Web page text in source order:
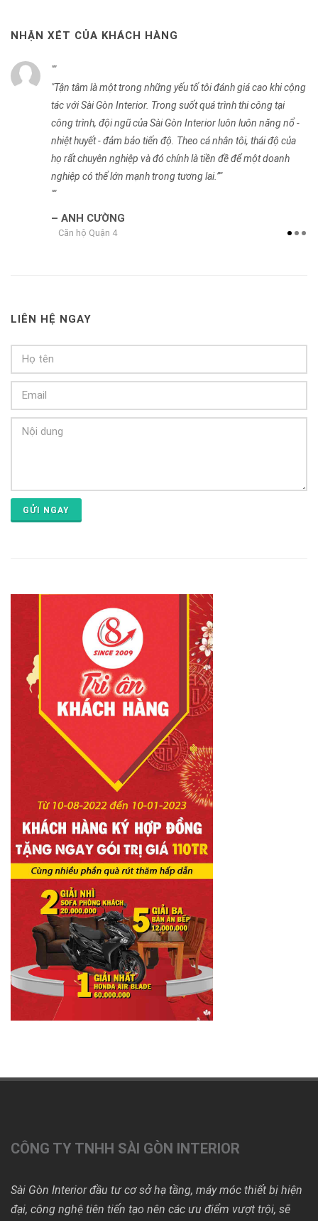
NHẬN XÉT CỦA KHÁCH HÀNG
những yếu tố tôi đánh giá cao khi cộng
Trong suốt quá trình thi công tại
của Sài Gòn Interior luôn luôn năng nổ -
bảo tiến độ. Theo cá nhân tôi, thái độ của
và đó chính là tiền đề để một doanh
mạnh trong tương lai.”
Nhiều lần hợp tác
tin tưởng vào chất
Interior cung cấp.
luôn thể hiện sự
trong toàn bộ quá
LIÊN HỆ NGAY
GỬI NGAY
CÔNG TY TNHH SÀI GÒN INTERIOR
Sài Gòn Interior đầu tư cơ sở hạ tầng, máy móc thiết bị hiện
đại, công nghệ tiên tiến tạo nên các ưu điểm vượt trội, sẽ